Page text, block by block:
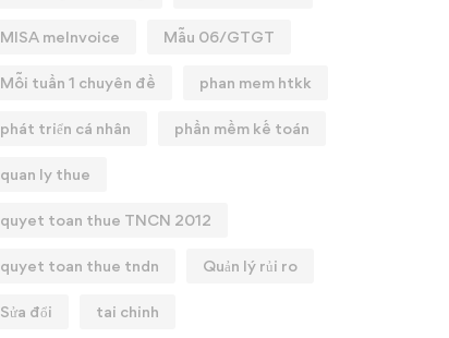
MISA meInvoice Mẫu 06/GTGT
Mỗi tuần 1 chuyên đề phan mem htkk
phát triển cá nhân phần mềm kế toán
quan ly thue
quyet toan thue TNCN 2012
quyet toan thue tndn Quản lý rủi ro
Sửa đổi tai chinh